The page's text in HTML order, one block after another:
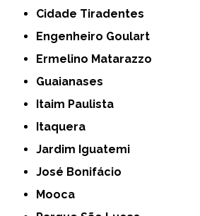
Cidade Tiradentes
Engenheiro Goulart
Ermelino Matarazzo
Guaianases
Itaim Paulista
Itaquera
Jardim Iguatemi
José Bonifácio
Mooca